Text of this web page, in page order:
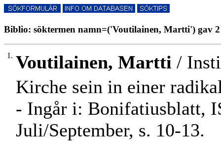
Biblio: söktermen namn=('Voutilainen, Martti') gav
1. Voutilainen, Martti /
Kirche sein in einer
- Ingår i: Bonifatiusblatt,
Juli/September, s. 10-13.